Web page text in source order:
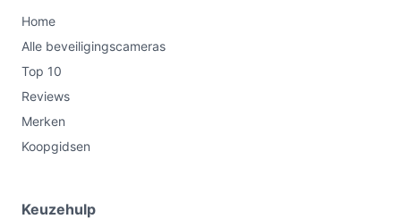
Home
Alle beveiligingscameras
Top 10
Reviews
Merken
Koopgidsen
Keuzehulp